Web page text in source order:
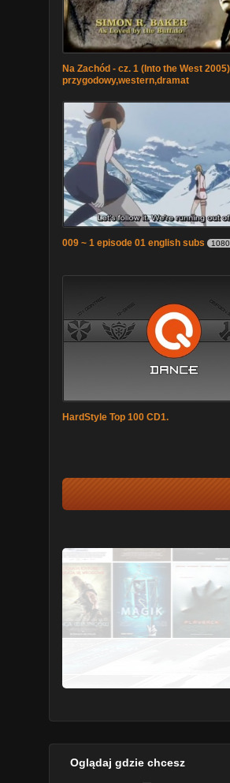
Na Zachód - cz. 1 (Into the West
przygodowy,western,dramat
009 ~ 1 episode 01 english subs
HardStyle Top 100 CD1.
Oglądaj gdzie chcesz